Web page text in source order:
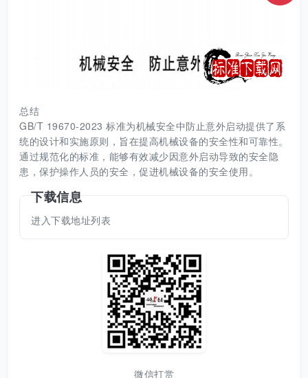
总结
GB/T 19670-2023 标准为机械安全中防止意外启动提供了系
统的设计和实施原则，旨在提高机械设备的安全性和可靠性。
通过规范化的标准，能够有效减少因意外启动导致的安全隐
患，保护操作人员的安全，促进机械设备的安全使用。
下载信息
进入下载地址列表
微信打赏